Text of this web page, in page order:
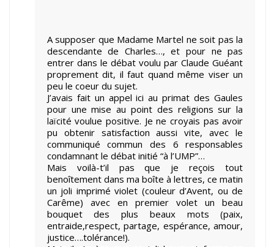
A supposer que Madame Martel ne soit pas la
descendante de Charles…, et pour ne pas
entrer dans le débat voulu par Claude Guéant
proprement dit, il faut quand même viser un
peu le coeur du sujet.
J’avais fait un appel ici au primat des Gaules
pour une mise au point des religions sur la
laïcité voulue positive. Je ne croyais pas avoir
pu obtenir satisfaction aussi vite, avec le
communiqué commun des 6 responsables
condamnant le débat initié “à l’UMP”…
Mais voilà-t’il pas que je reçois tout
benoîtement dans ma boîte à lettres, ce matin
un joli imprimé violet (couleur d’Avent, ou de
Carême) avec en premier volet un beau
bouquet des plus beaux mots (paix,
entraide,respect, partage, espérance, amour,
justice….tolérance!).